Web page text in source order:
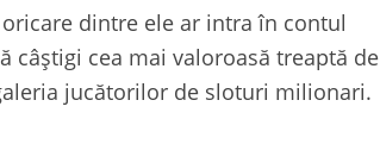
dintre ele ar intra în contul
câștigi cea mai valoroasă treaptă de
jucătorilor de sloturi milionari.